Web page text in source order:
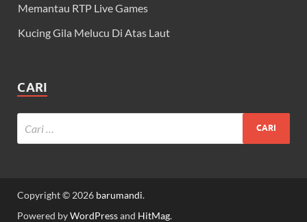
Memantau RTP Live Games
Kucing Gila Melucu Di Atas Laut
CARI
Copyright © 2026 barumandi.
Powered byWordPressand HitMag.